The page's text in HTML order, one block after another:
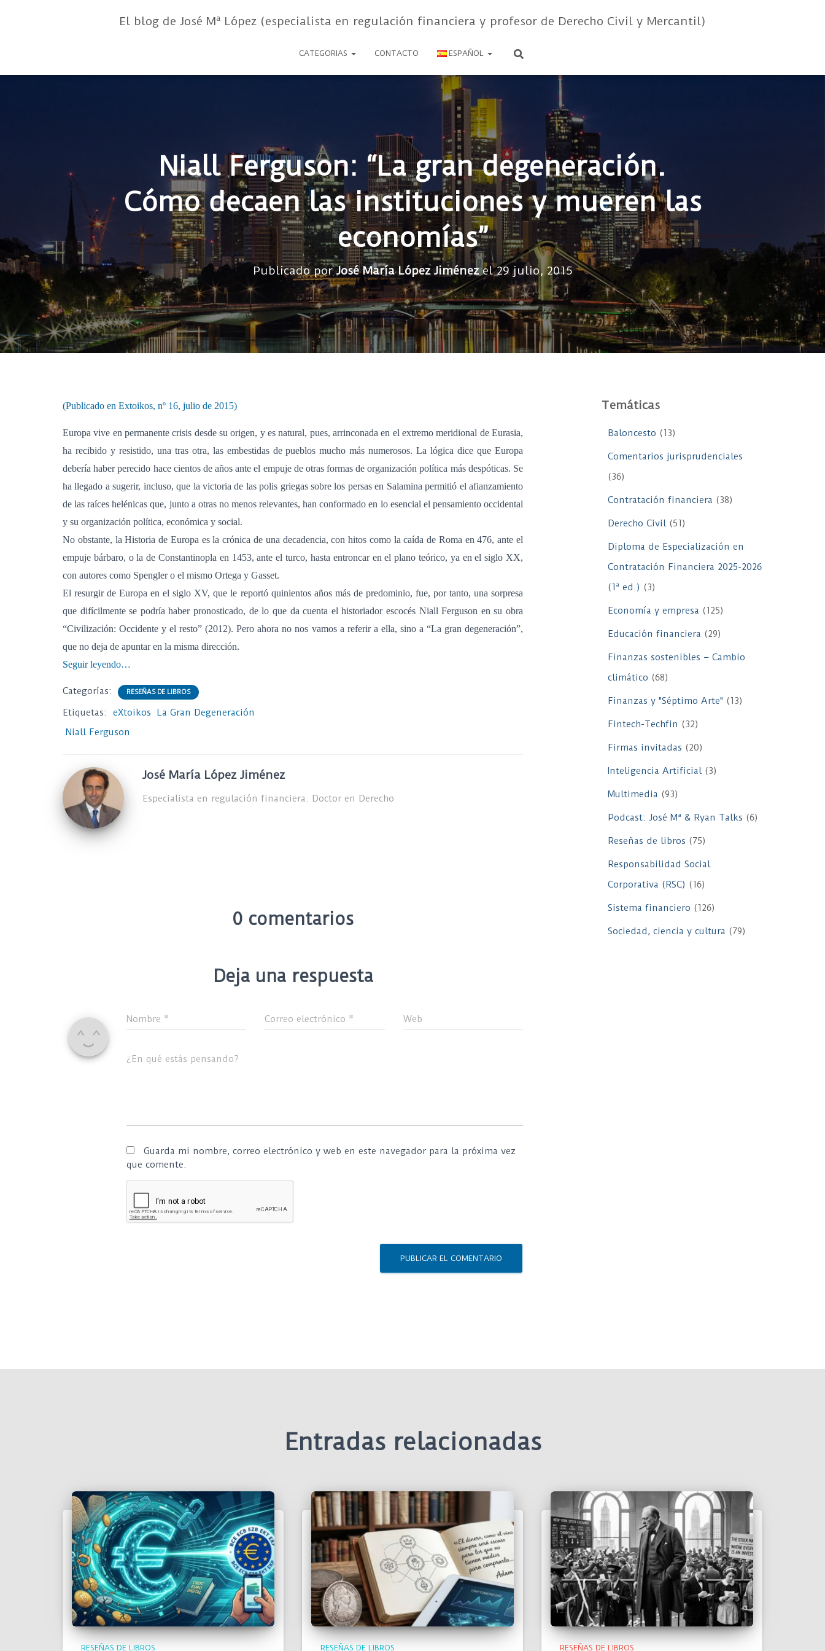
El blog de José Mª López (especialista en regulación financiera y profesor de Derecho Civil y Mercantil)
CATEGORIAS CONTACTO ESPAÑOL
Niall Ferguson: “La gran degeneración.
Cómo decaen las instituciones y mueren las
economías”
Publicado porJosé María López Jiménezel29 julio, 2015
(Publicado en Extoikos, nº 16, julio de 2015)
Europa vive en permanente crisis desde su origen, y es natural, pues, arrinconada en el extremo meridional de Eurasia,
ha recibido y resistido, una tras otra, las embestidas de pueblos mucho más numerosos. La lógica dice que Europa
debería haber perecido hace cientos de años ante el empuje de otras formas de organización política más despóticas. Se
ha llegado a sugerir, incluso, que la victoria de las polis griegas sobre los persas en Salamina permitió el afianzamiento
de las raíces helénicas que, junto a otras no menos relevantes, han conformado en lo esencial el pensamiento occidental
y su organización política, económica y social.
No obstante, la Historia de Europa es la crónica de una decadencia, con hitos como la caída de Roma en 476, ante el
empuje bárbaro, o la de Constantinopla en 1453, ante el turco, hasta entroncar en el plano teórico, ya en el siglo XX,
con autores como Spengler o el mismo Ortega y Gasset.
El resurgir de Europa en el siglo XV, que le reportó quinientos años más de predominio, fue, por tanto, una sorpresa
que difícilmente se podría haber pronosticado, de lo que da cuenta el historiador escocés Niall Ferguson en su obra
“Civilización: Occidente y el resto” (2012). Pero ahora no nos vamos a referir a ella, sino a “La gran degeneración”,
que no deja de apuntar en la misma dirección.
Seguir leyendo…
Categorías: RESEÑAS DE LIBROS
Etiquetas: eXtoikos
La Gran Degeneración
Niall Ferguson
José María López Jiménez
Especialista en regulación financiera. Doctor en Derecho
0 comentarios
Deja una respuesta
Nombre * Correo electrónico * Web
¿En qué estás pensando?
Guarda mi nombre, correo electrónico y web en este navegador para la próxima vez
que comente.
Temáticas
Baloncesto (13)
Comentarios jurisprudenciales
(36)
Contratación financiera (38)
Derecho Civil(51)
Diploma de Especialización en
Contratación Financiera 2025-2026
(1ª ed.) (3)
Economía y empresa (125)
Educación financiera (29)
Finanzas sostenibles – Cambio
climático (68)
Finanzas y "Séptimo Arte" (13)
Fintech-Techfin (32)
Firmas invitadas (20)
Inteligencia Artificial(3)
Multimedia (93)
Podcast: José Mª & Ryan Talks (6)
Reseñas de libros (75)
Responsabilidad Social
Corporativa (RSC) (16)
Sistema financiero (126)
Sociedad, ciencia y cultura (79)
Entradas relacionadas
RESEÑAS DE LIBROS RESEÑAS DE LIBROS RESEÑAS DE LIBROS